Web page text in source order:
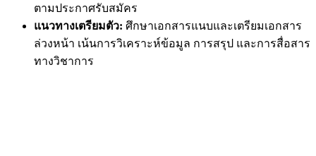
ตามประกาศรับสมัคร
แนวทางเตรียมตัว: ศึกษาเอกสารแนบและเตรียมเอกสาร
ล่วงหน้า เน้นการวิเคราะห์ข้อมูล การสรุป และการสื่อสาร
ทางวิชาการ